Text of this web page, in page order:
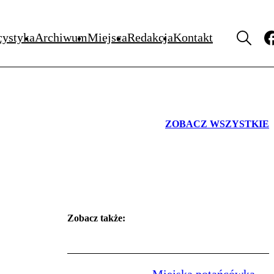
ArchiwumMiejscaRedakcjaKontakt
ZOBACZ WSZYSTKIE
Zobacz także: